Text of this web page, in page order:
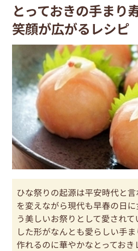
とっておきの手まり
笑顔が広がるレシピ
ひな祭りの起源は平安時代と
を変えながら現代も早春の日
う美しいお祭りとして愛されて
した形がなんとも愛らしい手
作れるのに華やかなとっておき